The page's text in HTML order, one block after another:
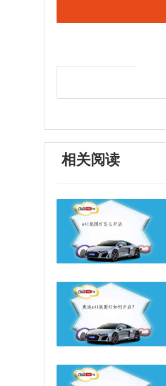
相关阅读